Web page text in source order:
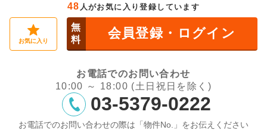
48 人がお気に入り登録しています
お気に入り
無
料
会員登録・ログイン
お電話でのお問い合わせ
10:00 ～ 18:00 (土日祝日を除く)
03-5379-0222
お電話でのお問い合わせの際は「物件No.」をお伝えください